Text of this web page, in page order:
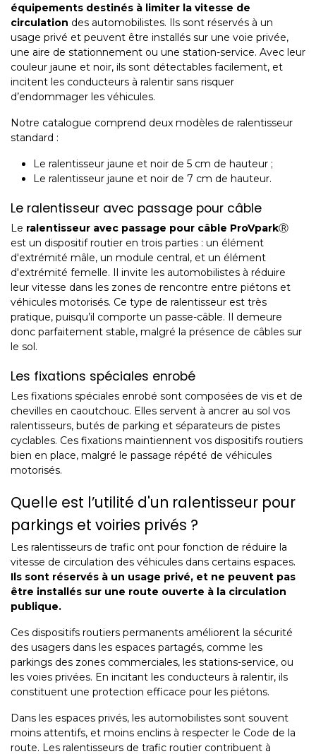
équipements destinés à limiter la vitesse de
circulation des automobilistes. Ils sont réservés à un
usage privé et peuvent être installés sur une voie privée,
une aire de stationnement ou une station-service. Avec leur
couleur jaune et noir, ils sont détectables facilement, et
incitent les conducteurs à ralentir sans risquer
d’endommager les véhicules.
Notre catalogue comprend deux modèles de ralentisseur
standard :
Le ralentisseur jaune et noir de 5 cm de hauteur ;
Le ralentisseur jaune et noir de 7 cm de hauteur.
Le ralentisseur avec passage pour câble
Le ralentisseur avec passage pour câble ProVparkⓇ
est un dispositif routier en trois parties : un élément
d'extrémité mâle, un module central, et un élément
d'extrémité femelle. Il invite les automobilistes à réduire
leur vitesse dans les zones de rencontre entre piétons et
véhicules motorisés. Ce type de ralentisseur est très
pratique, puisqu’il comporte un passe-câble. Il demeure
donc parfaitement stable, malgré la présence de câbles sur
le sol.
Les fixations spéciales enrobé
Les fixations spéciales enrobé sont composées de vis et de
chevilles en caoutchouc. Elles servent à ancrer au sol vos
ralentisseurs, butés de parking et séparateurs de pistes
cyclables. Ces fixations maintiennent vos dispositifs routiers
bien en place, malgré le passage répété de véhicules
motorisés.
Quelle est l’utilité d'un ralentisseur pour
parkings et voiries privés ?
Les ralentisseurs de trafic ont pour fonction de réduire la
vitesse de circulation des véhicules dans certains espaces.
Ils sont réservés à un usage privé, et ne peuvent pas
être installés sur une route ouverte à la circulation
publique.
Ces dispositifs routiers permanents améliorent la sécurité
des usagers dans les espaces partagés, comme les
parkings des zones commerciales, les stations-service, ou
les voies privées. En incitant les conducteurs à ralentir, ils
constituent une protection efficace pour les piétons.
Dans les espaces privés, les automobilistes sont souvent
moins attentifs, et moins enclins à respecter le Code de la
route. Les ralentisseurs de trafic routier contribuent à